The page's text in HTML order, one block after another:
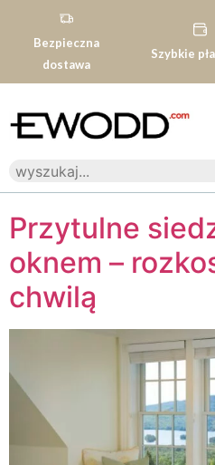
Bezpieczna
dostawa
Szybkie
Przytulne
oknem –
chwilą